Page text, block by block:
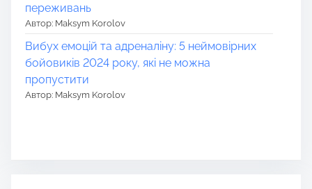
переживань
Автор: Maksym Korolov
Вибух емоцій та адреналіну: 5 неймовірних
бойовиків 2024 року, які не можна
пропустити
Автор: Maksym Korolov